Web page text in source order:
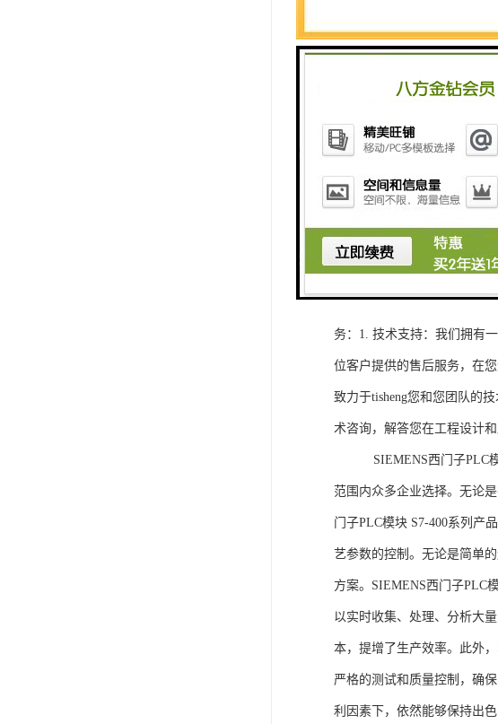
SIEMENS西门子PLC模块
系列中的重要组成部分，S7-
1. 灵活性和可扩展性：S7-
2. 高速、高精度的模拟量输
3. 高可靠性和稳定性：S7-
4. 灵活可编程：S7-300系列
工程师提供了更多编程选择。
5. 可靠的通讯接口：S7-300
购买SIEMENS西门子PLC模
务：1. 技术支持：我们拥有
位客户提供的售后服务，在
致力于tisheng您和您团队的
术咨询，解答您在工程设计和
SIEMENS西门子PLC模块
范围内众多企业选择。无论
门子PLC模块 S7-400系列产
艺参数的控制。无论是简单
方案。SIEMENS西门子PLC
以实时收集、处理、分析大
本，提增了生产效率。此外
严格的测试和质量控制，确
利因素下，依然能够保持出